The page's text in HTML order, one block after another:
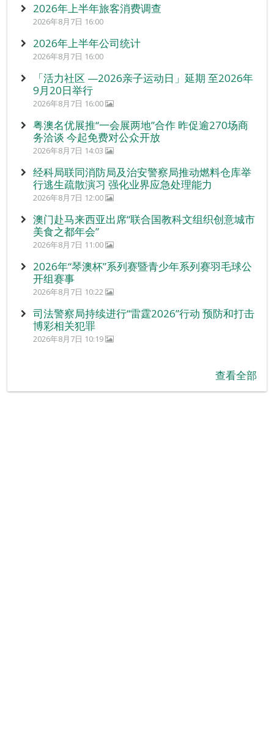
2026年上半年旅客消费调查
2026年8月7日 16:00
2026年上半年公司统计
2026年8月7日 16:00
「活力社区 —2026亲子运动日」延期 至2026年
9月20日举行
2026年8月7日 16:00
粤澳名优展推“一会展两地”合作 昨促逾270场商
务洽谈 今起免费对公众开放
2026年8月7日 14:03
经科局联同消防局及治安警察局推动燃料仓库举
行逃生疏散演习 强化业界应急处理能力
2026年8月7日 12:00
澳门赴马来西亚出席“联合国教科文组织创意城市
美食之都年会”
2026年8月7日 11:00
2026年“琴澳杯”系列赛暨青少年系列赛羽毛球公
开组赛事
2026年8月7日 10:22
司法警察局持续进行“雷霆2026”行动 预防和打击
博彩相关犯罪
2026年8月7日 10:19
查看全部